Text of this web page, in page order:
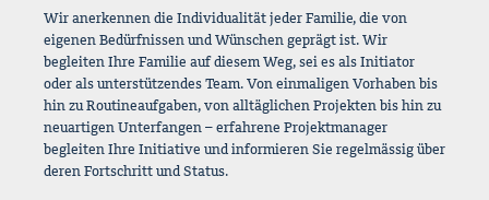
Wir anerkennen die Individualität jeder Familie, die von
eigenen Bedürfnissen und Wünschen geprägt ist. Wir
begleiten Ihre Familie auf diesem Weg, sei es als Initiator
oder als unterstützendes Team. Von einmaligen Vorhaben bis
hin zu Routineaufgaben, von alltäglichen Projekten bis hin zu
neuartigen Unterfangen – erfahrene Projektmanager
begleiten Ihre Initiative und informieren Sie regelmässig über
deren Fortschritt und Status.